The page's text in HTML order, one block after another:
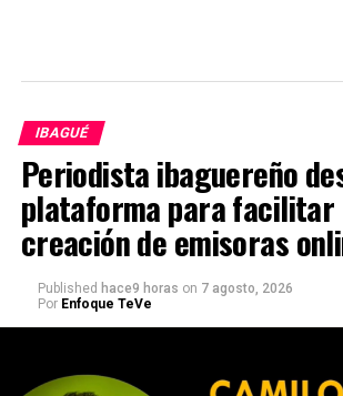
IBAGUÉ
Periodista ibaguereño
plataforma para facilitar
creación de emisoras
Published hace9 horas on 7 agosto, 2026
Por Enfoque TeVe